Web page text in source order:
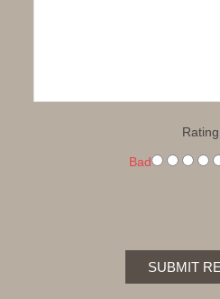
Bad
SUBMIT